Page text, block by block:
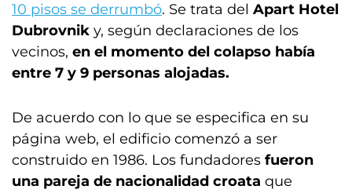
10 pisos se derrumbó. Se trata del Apart Hotel
Dubrovnik y, según declaraciones de los
vecinos, en el momento del colapso había
entre 7 y 9 personas alojadas.
De acuerdo con lo que se especifica en su
página web, el edificio comenzó a ser
construido en 1986. Los fundadores fueron
una pareja de nacionalidad croata que